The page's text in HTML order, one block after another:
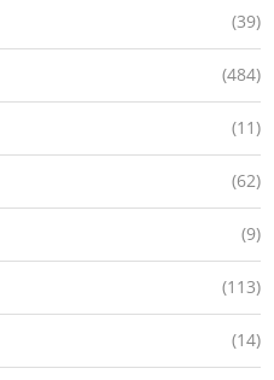
(39)
(484)
(11)
(62)
(9)
(113)
(14)